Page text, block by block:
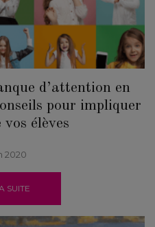
d’attention en
pour impliquer
élèves
2020
SUITE